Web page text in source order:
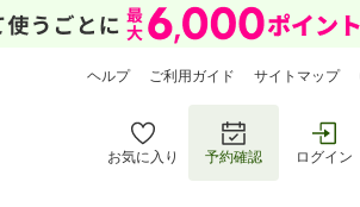
ヘルプ ご利用ガイド サイトマップ
お気に入り 予約確認 ログイン